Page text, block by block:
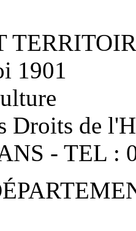
1901
Droits de
- TEL :